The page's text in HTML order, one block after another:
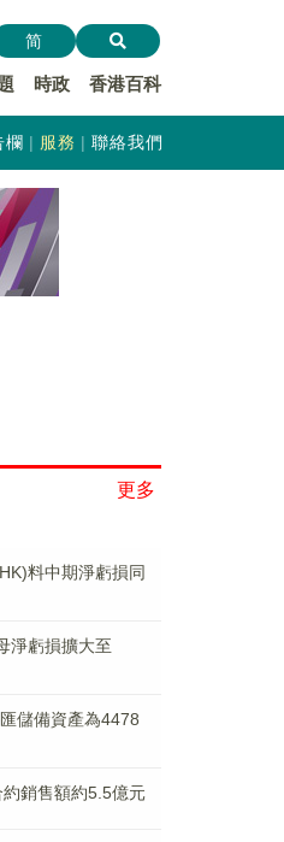
時政 香港百科
简
欄 服務 聯絡我們
更多
料中期淨虧損同
淨虧損擴大至
儲備資產為4478
銷售額約5.5億元